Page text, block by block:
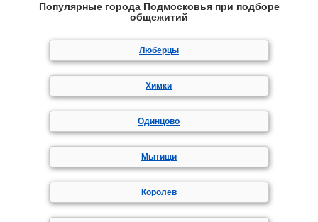
Популярные города Подмосковья при подборе
общежитий
Люберцы
Химки
Одинцово
Мытищи
Королев